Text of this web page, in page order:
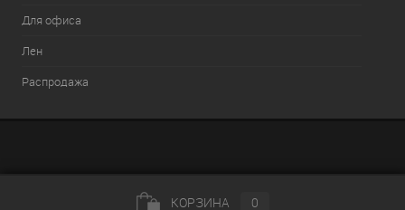
Для офиса
Лен
Распродажа
КОРЗИНА 0